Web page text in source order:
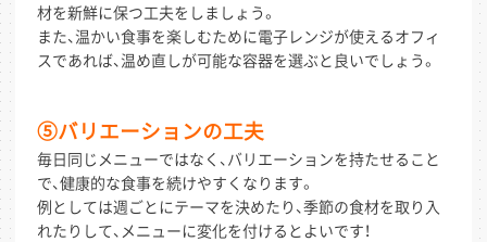
材を新鮮に保つ工夫をしましょう。
また、温かい食事を楽しむために電子レンジが使えるオフィ
スであれば、温め直しが可能な容器を選ぶと良いでしょう。
⑤バリエーションの工夫
毎日同じメニューではなく、バリエーションを持たせること
で、健康的な食事を続けやすくなります。
例としては週ごとにテーマを決めたり、季節の食材を取り入
れたりして、メニューに変化を付けるとよいです！